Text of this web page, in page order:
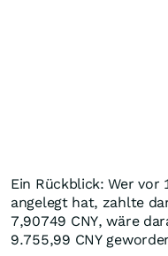
Ein Rückblick: Wer vor
angelegt hat, zahlte
7,90749 CNY, wäre
9.755,99 CNY